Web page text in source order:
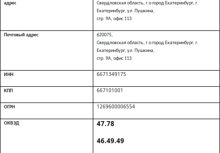
адрес
Свердловская область, г.о город Екатеринбург, г.
Екатеринбург, ул. Пушкина,
стр. 9А, офис 113
Почтовый адрес
620075,
Свердловская область, г.о город Екатеринбург, г.
Екатеринбург, ул. Пушкина,
стр. 9А, офис 113
ИНН 6671349175
КПП 667101001
ОГРН 1269600006554
ОКВЭД
47.78
46.49.49